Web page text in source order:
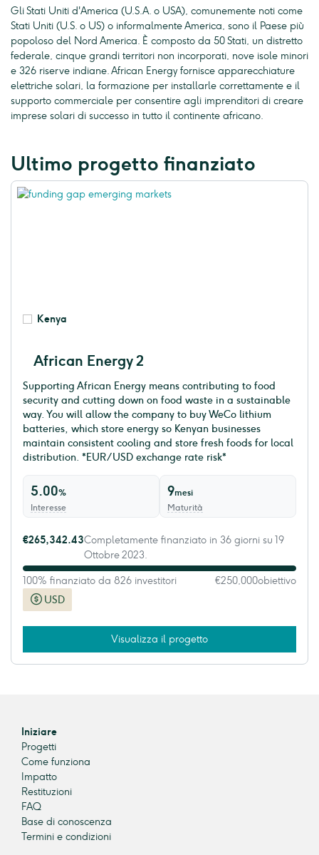
Gli Stati Uniti d'America (U.S.A. o USA), comunemente noti come
Stati Uniti (U.S. o US) o informalmente America, sono il Paese più
popoloso del Nord America. È composto da 50 Stati, un distretto
federale, cinque grandi territori non incorporati, nove isole minori
e 326 riserve indiane. African Energy fornisce apparecchiature
elettriche solari, la formazione per installarle correttamente e il
supporto commerciale per consentire agli imprenditori di creare
imprese solari di successo in tutto il continente africano.
Ultimo progetto finanziato
Kenya
African Energy 2
Supporting African Energy means contributing to food
security and cutting down on food waste in a sustainable
way. You will allow the company to buy WeCo lithium
batteries, which store energy so Kenyan businesses
maintain consistent cooling and store fresh foods for local
distribution. *EUR/USD exchange rate risk*
5.00%
Interesse
9mesi
Maturità
USD
€265,342.43Completamente finanziato in 36 giorni su 19
Ottobre 2023.
100% finanziato da 826 investitori €250,000obiettivo
Visualizza il progetto
Iniziare
Progetti
Come funziona
Impatto
Restituzioni
FAQ
Base di conoscenza
Termini e condizioni